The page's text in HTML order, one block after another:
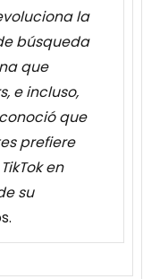
la
búsqueda
que
e incluso,
que
prefiere
en
su